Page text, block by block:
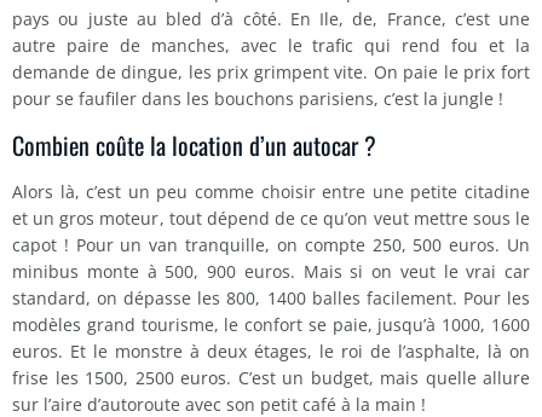
pays ou juste au bled d’à côté. En Ile, de, France, c’est une
autre paire de manches, avec le trafic qui rend fou et la
demande de dingue, les prix grimpent vite. On paie le prix fort
pour se faufiler dans les bouchons parisiens, c’est la jungle !
Combien coûte la location d’un autocar ?
Alors là, c’est un peu comme choisir entre une petite citadine
et un gros moteur, tout dépend de ce qu’on veut mettre sous le
capot ! Pour un van tranquille, on compte 250, 500 euros. Un
minibus monte à 500, 900 euros. Mais si on veut le vrai car
standard, on dépasse les 800, 1400 balles facilement. Pour les
modèles grand tourisme, le confort se paie, jusqu’à 1000, 1600
euros. Et le monstre à deux étages, le roi de l’asphalte, là on
frise les 1500, 2500 euros. C’est un budget, mais quelle allure
sur l’aire d’autoroute avec son petit café à la main !